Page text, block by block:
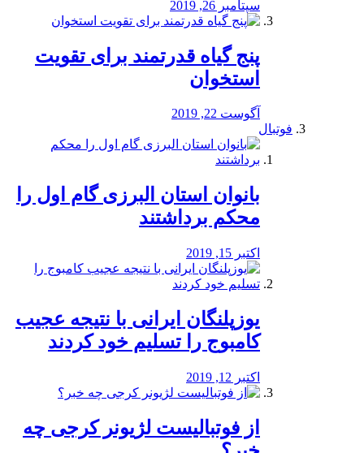
سپتامبر 26, 2019
پنج گیاه قدرتمند برای تقویت
استخوان
آگوست 22, 2019
فوتبال
بانوان استان البرزی گام اول را
محكم برداشتند
اکتبر 15, 2019
یوزپلنگان ایرانی با نتیجه عجیب
کامبوج را تسلیم خود کردند
اکتبر 12, 2019
از فوتبالیست لژیونر کرجی چه